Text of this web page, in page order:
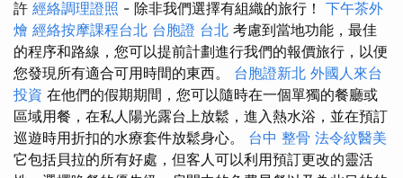
許 經絡調理證照 - 除非我們選擇有組織的旅行！ 下午茶外
燴 經絡按摩課程台北 台胞證 台北 考慮到當地功能，最佳
的程序和路線，您可以提前計劃進行我們的報價旅行，以便
您發現所有適合可用時間的東西。 台胞證新北 外國人來台
投資 在他們的假期期間，您可以隨時在一個單獨的餐廳或
區域用餐，在私人陽光露台上放鬆，進入熱水浴，並在預訂
巡遊時用折扣的水療套件放鬆身心。 台中 整骨 法令紋醫美
它包括貝拉的所有好處，但客人可以利用預訂更改的靈活